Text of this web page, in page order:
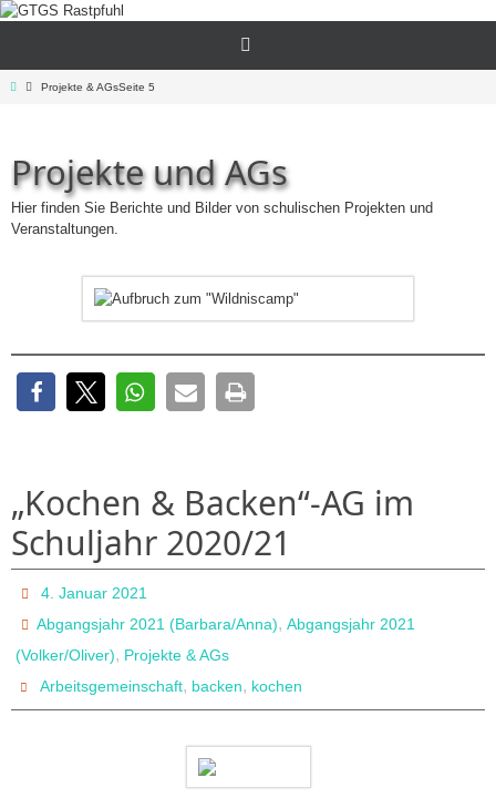
Zum
StartProjekte & AGsSeite 5
Projekte und AGs
Hier finden Sie Berichte und Bilder von schulischen Projekten und
Veranstaltungen.
„Kochen & Backen“-AG im
Schuljahr 2020/21
4. Januar 2021
Abgangsjahr 2021 (Barbara/Anna),Abgangsjahr 2021
(Volker/Oliver), Projekte & AGs
Arbeitsgemeinschaft, backen, kochen